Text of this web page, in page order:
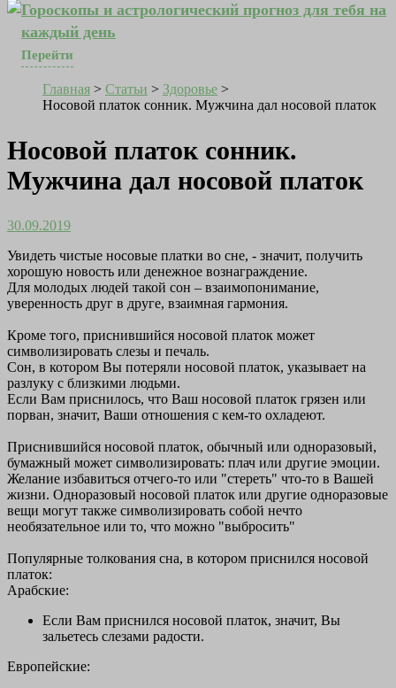
Гороскопы и астрологический прогноз для тебя на
каждый день
Перейти
Главная > Статьи > Здоровье >
Носовой платок сонник. Мужчина дал носовой платок
Носовой платок сонник.
Мужчина дал носовой платок
30.09.2019
Увидеть чистые носовые платки во сне, - значит, получить
хорошую новость или денежное вознаграждение.
Для молодых людей такой сон – взаимопонимание,
уверенность друг в друге, взаимная гармония.
Кроме того, приснившийся носовой платок может
символизировать слезы и печаль.
Сон, в котором Вы потеряли носовой платок, указывает на
разлуку с близкими людьми.
Если Вам приснилось, что Ваш носовой платок грязен или
порван, значит, Ваши отношения с кем-то охладеют.
Приснившийся носовой платок, обычный или одноразовый,
бумажный может символизировать: плач или другие эмоции.
Желание избавиться отчего-то или "стереть" что-то в Вашей
жизни. Одноразовый носовой платок или другие одноразовые
вещи могут также символизировать собой нечто
необязательное или то, что можно "выбросить"
Популярные толкования сна, в котором приснился носовой
платок:
Арабские:
Если Вам приснился носовой платок, значит, Вы
зальетесь слезами радости.
Европейские: